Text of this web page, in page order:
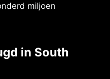
miljoen
in South